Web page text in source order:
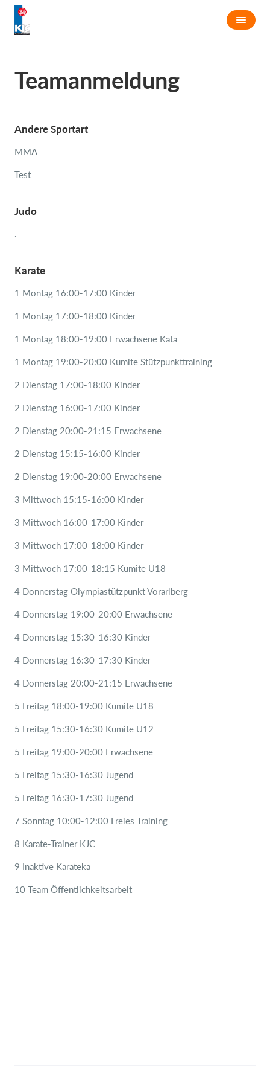
Teamanmeldung
Andere Sportart
MMA
Test
Judo
.
Karate
1 Montag 16:00-17:00 Kinder
1 Montag 17:00-18:00 Kinder
1 Montag 18:00-19:00 Erwachsene Kata
1 Montag 19:00-20:00 Kumite Stützpunkttraining
2 Dienstag 17:00-18:00 Kinder
2 Dienstag 16:00-17:00 Kinder
2 Dienstag 20:00-21:15 Erwachsene
2 Dienstag 15:15-16:00 Kinder
2 Dienstag 19:00-20:00 Erwachsene
3 Mittwoch 15:15-16:00 Kinder
3 Mittwoch 16:00-17:00 Kinder
3 Mittwoch 17:00-18:00 Kinder
3 Mittwoch 17:00-18:15 Kumite U18
4 Donnerstag Olympiastützpunkt Vorarlberg
4 Donnerstag 19:00-20:00 Erwachsene
4 Donnerstag 15:30-16:30 Kinder
4 Donnerstag 16:30-17:30 Kinder
4 Donnerstag 20:00-21:15 Erwachsene
5 Freitag 18:00-19:00 Kumite Ü18
5 Freitag 15:30-16:30 Kumite U12
5 Freitag 19:00-20:00 Erwachsene
5 Freitag 15:30-16:30 Jugend
5 Freitag 16:30-17:30 Jugend
7 Sonntag 10:00-12:00 Freies Training
8 Karate-Trainer KJC
9 Inaktive Karateka
10 Team Öffentlichkeitsarbeit